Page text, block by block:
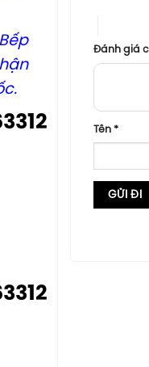
Đánh giá
Tên*